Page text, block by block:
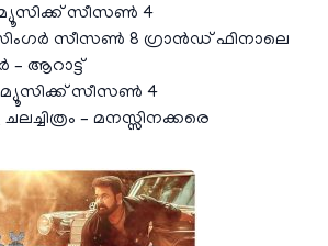
മ്യൂസിക്ക് സീസണ്‍ 4
സിംഗര്‍ സീസണ്‍ 8 ഗ്രാന്‍ഡ്‌ ഫിനാലെ
– ആറാട്ട്
മ്യൂസിക്ക് സീസണ്‍ 4
– മനസ്സിനക്കരെ